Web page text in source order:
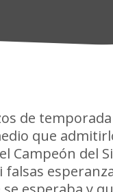
de
que
Campeón del